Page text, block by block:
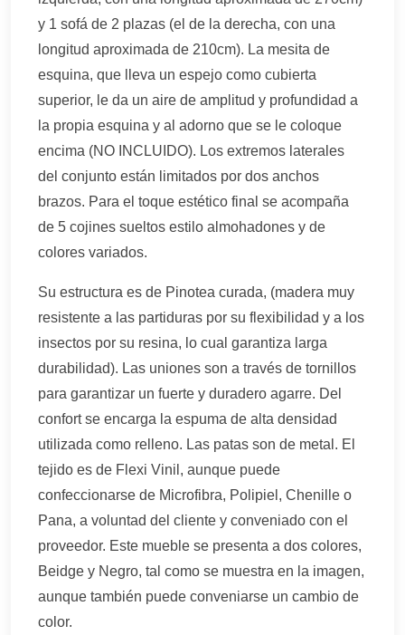
y 1 sofá de 2 plazas (el de la derecha, con una
longitud aproximada de 210cm). La mesita de
esquina, que lleva un espejo como cubierta
superior, le da un aire de amplitud y profundidad a
la propia esquina y al adorno que se le coloque
encima (NO INCLUIDO). Los extremos laterales
del conjunto están limitados por dos anchos
brazos. Para el toque estético final se acompaña
de 5 cojines sueltos estilo almohadones y de
colores variados.
Su estructura es de Pinotea curada, (madera muy
resistente a las partiduras por su flexibilidad y a los
insectos por su resina, lo cual garantiza larga
durabilidad). Las uniones son a través de tornillos
para garantizar un fuerte y duradero agarre. Del
confort se encarga la espuma de alta densidad
utilizada como relleno. Las patas son de metal. El
tejido es de Flexi Vinil, aunque puede
confeccionarse de Microfibra, Polipiel, Chenille o
Pana, a voluntad del cliente y conveniado con el
proveedor. Este mueble se presenta a dos colores,
Beidge y Negro, tal como se muestra en la imagen,
aunque también puede conveniarse un cambio de
color.